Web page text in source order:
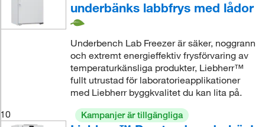
underbänks labbfrys med lådor
Underbench Lab Freezer är säker, noggrann
och extremt energieffektiv frysförvaring av
temperaturkänsliga produkter, Liebherr™
fullt utrustad för laboratorieapplikationer
med Liebherr byggkvalitet du kan lita på.
10
Kampanjer är tillgängliga